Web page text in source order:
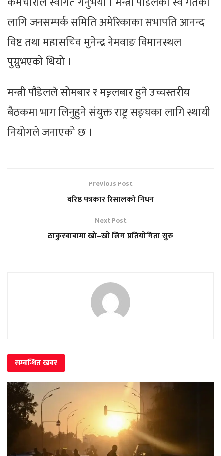
लागि जनसम्पर्क समिति अमेरिकाका सभापति आनन्द
विष्ट तथा महासचिव मुनेन्द्र नेमवाङ विमानस्थल
पुग्नुभएको थियो ।
मन्त्री पौडेलले सोमबार र मङ्गलबार हुने उच्चस्तरीय
बैठकमा भाग लिनुहुने संयुक्त राष्ट्र सङ्घका लागि स्थायी
नियोगले जनाएको छ ।
Previous Post
वरिष्ठ पत्रकार रिसालको निधन
Next Post
ठाकुरबाबामा खो–खो लिग प्रतियोगिता सुरु
सम्बन्धितखबर